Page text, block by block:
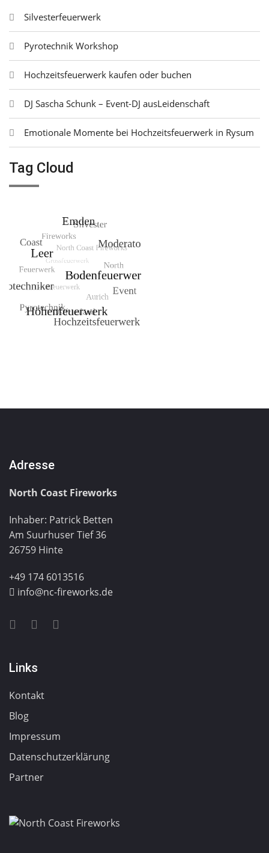
Silvesterfeuerwerk
Pyrotechnik Workshop
Hochzeitsfeuerwerk kaufen oder buchen
DJ Sascha Schunk – Event-DJ ausLeidenschaft
Emotionale Momente bei Hochzeitsfeuerwerk in Rysum
Tag Cloud
Adresse
North Coast Fireworks
Inhaber: Patrick Betten
Am Suurhuser Tief 36
26759 Hinte
+49 174 6013516
info@nc-fireworks.de
Links
Kontakt
Blog
Impressum
Datenschutzerklärung
Partner